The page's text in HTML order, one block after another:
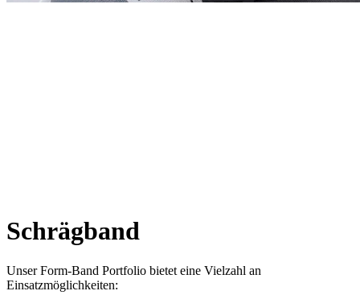
Schrägband
Unser Form-Band Portfolio bietet eine Vielzahl an
Einsatzmöglichkeiten: